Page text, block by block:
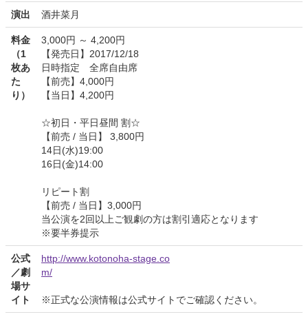
演出 酒井菜月
料金
（1
枚あ
た
り）
3,000円 ～ 4,200円
【発売日】2017/12/18
日時指定 全席自由席
【前売】4,000円
【当日】4,200円
☆初日・平日昼間 割☆
【前売 / 当日】 3,800円
14日(水)19:00
16日(金)14:00
リピート割
【前売 / 当日】3,000円
当公演を2回以上ご観劇の方は割引適応となります
※要半券提示
公式
／劇
場サ
イト
http://www.kotonoha-stage.co
m/
※正式な公演情報は公式サイトでご確認ください。